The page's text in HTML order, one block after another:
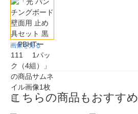
画像を見る
こちらの商品もおすすめ